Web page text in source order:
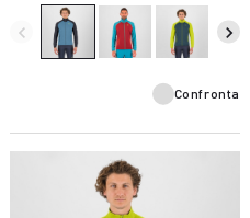
pensata per le attività
outdoor estive.
navigate_before navigate_next
Confronta